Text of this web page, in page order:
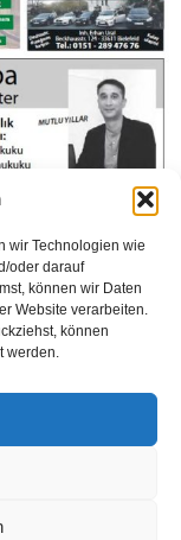
wir Technologien wie
oder darauf
können wir Daten
Website verarbeiten.
können
werden.